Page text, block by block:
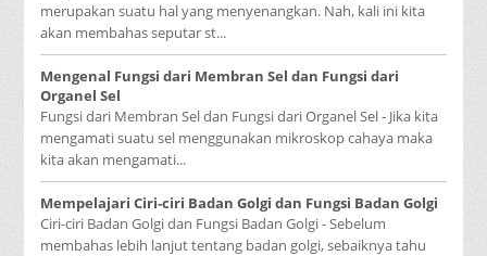
merupakan suatu hal yang menyenangkan. Nah, kali ini kita
akan membahas seputar st...
Mengenal Fungsi dari Membran Sel dan Fungsi dari
Organel Sel
Fungsi dari Membran Sel dan Fungsi dari Organel Sel - Jika kita
mengamati suatu sel menggunakan mikroskop cahaya maka
kita akan mengamati...
Mempelajari Ciri-ciri Badan Golgi dan Fungsi Badan Golgi
Ciri-ciri Badan Golgi dan Fungsi Badan Golgi - Sebelum
membahas lebih lanjut tentang badan golgi, sebaiknya tahu